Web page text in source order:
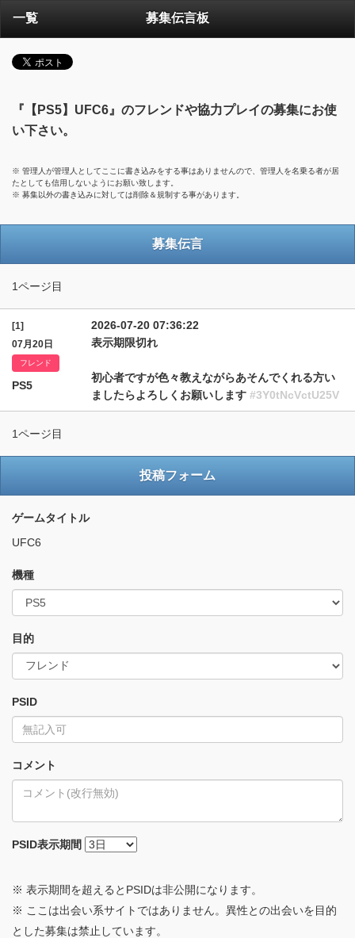
一覧 募集伝言板
『【PS5】UFC6』のフレンドや協力プレイの募集にお使
い下さい。
※ 管理人が管理人としてここに書き込みをする事はありませんので、管理人を名乗る者が居
たとしても信用しないようにお願い致します。
※ 募集以外の書き込みに対しては削除＆規制する事があります。
募集伝言
1ページ目
[1]
07月20日
フレンド
PS5
2026-07-20 07:36:22
表示期限切れ
初心者ですが色々教えながらあそんでくれる方い
ましたらよろしくお願いします #3Y0tNcVctU25V
1ページ目
投稿フォーム
ゲームタイトル
UFC6
機種
目的
PSID
コメント
PSID表示期間
※ 表示期間を超えるとPSIDは非公開になります。
※ ここは出会い系サイトではありません。異性との出会いを目的
とした募集は禁止しています。